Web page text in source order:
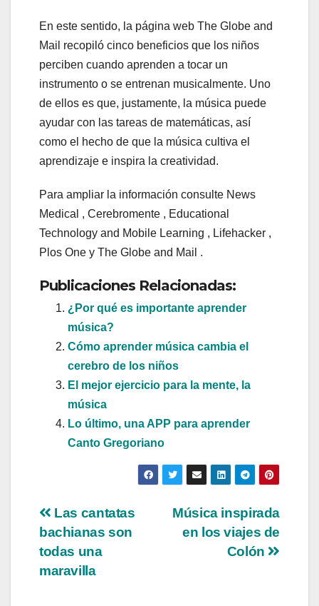
En este sentido, la página web The Globe and
Mail recopiló cinco beneficios que los niños
perciben cuando aprenden a tocar un
instrumento o se entrenan musicalmente. Uno
de ellos es que, justamente, la música puede
ayudar con las tareas de matemáticas, así
como el hecho de que la música cultiva el
aprendizaje e inspira la creatividad.
Para ampliar la información consulte News
Medical , Cerebromente , Educational
Technology and Mobile Learning , Lifehacker ,
Plos One y The Globe and Mail .
Publicaciones Relacionadas:
¿Por qué es importante aprender
música?
Cómo aprender música cambia el
cerebro de los niños
El mejor ejercicio para la mente, la
música
Lo último, una APP para aprender
Canto Gregoriano
Navegación
de
entradas
Música inspirada
en los viajes de
Colón
Las cantatas
bachianas son
todas una
maravilla